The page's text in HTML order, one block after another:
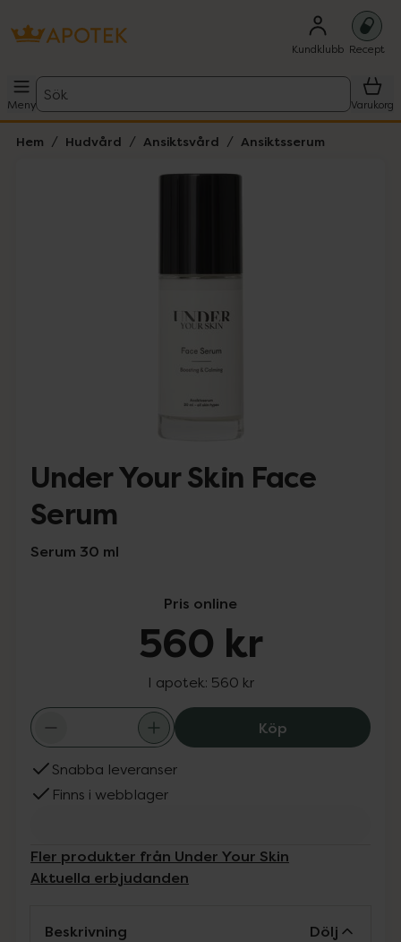
Kundklubb Recept
Meny
Sök
Varukorg
Hem Hudvård Ansiktsvård Ansiktsserum
Under Your Skin Face
Serum
Serum 30 ml
Pris online
560 kr
I apotek: 560 kr
KöpUnder Your
Snabba leveranser
Finns i webblager
Fler produkter från Under Your Skin
Aktuella erbjudanden
Beskrivning Dölj